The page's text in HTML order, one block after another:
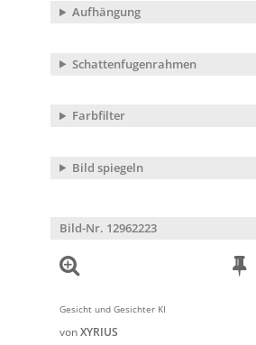
Aufhängung
Schattenfugenrahmen
Farbfilter
Bild spiegeln
Bild-Nr. 12962223
Gesicht und Gesichter KI
vonXYRIUS